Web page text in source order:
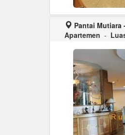
Pantai Mutiara
Apartemen -